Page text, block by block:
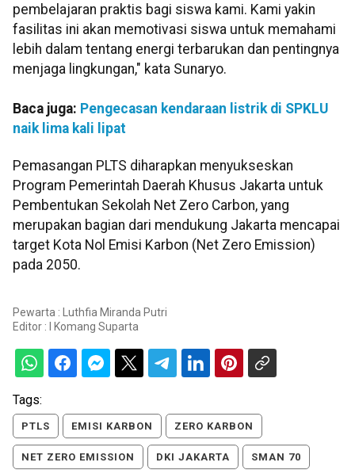
pembelajaran praktis bagi siswa kami. Kami yakin
fasilitas ini akan memotivasi siswa untuk memahami
lebih dalam tentang energi terbarukan dan pentingnya
menjaga lingkungan," kata Sunaryo.
Baca juga: Pengecasan kendaraan listrik di SPKLU
naik lima kali lipat
Pemasangan PLTS diharapkan menyukseskan
Program Pemerintah Daerah Khusus Jakarta untuk
Pembentukan Sekolah Net Zero Carbon, yang
merupakan bagian dari mendukung Jakarta mencapai
target Kota Nol Emisi Karbon (Net Zero Emission)
pada 2050.
Pewarta : Luthfia Miranda Putri
Editor :
I Komang Suparta
Tags:
PTLS EMISI KARBON ZERO KARBON
NET ZERO EMISSION DKI JAKARTA SMAN 70